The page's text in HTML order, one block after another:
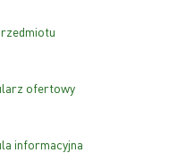
ofertowy
informacyjna